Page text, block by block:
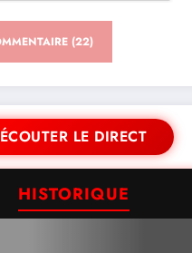
ÉCOUTER LE DIRECT
HISTORIQUE